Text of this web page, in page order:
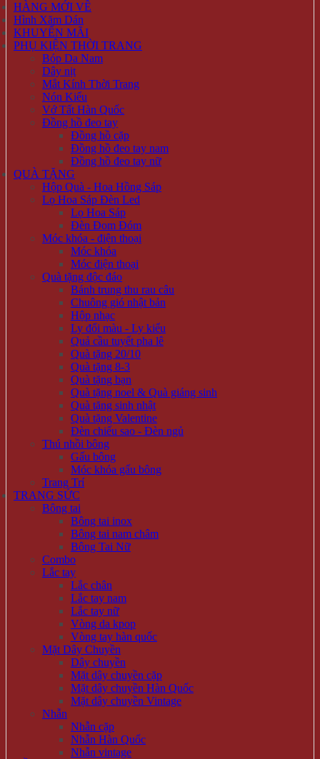
HÀNG MỚI VỀ
Hình Xăm Dán
KHUYẾN MÃI
PHỤ KIỆN THỜI TRANG
Bóp Da Nam
Dây nịt
Mắt Kính Thời Trang
Nón Kiểu
Vớ Tất Hàn Quốc
Đồng hồ đeo tay
Đồng hồ cặp
Đồng hồ đeo tay nam
Đồng hồ đeo tay nữ
QUÀ TẶNG
Hộp Quà - Hoa Hồng Sáp
Lọ Hoa Sáp Đèn Led
Lọ Hoa Sáp
Đèn Đom Đóm
Móc khóa - điện thoại
Móc khóa
Móc điện thoại
Quà tặng độc đáo
Bánh trung thu rau câu
Chuông gió nhật bản
Hộp nhạc
Ly đổi màu - Ly kiểu
Quả cầu tuyết pha lê
Quà tặng 20/10
Quà tặng 8-3
Quà tặng bạn
Quà tặng noel & Quà giáng sinh
Quà tặng sinh nhật
Quà tặng Valentine
Đèn chiếu sao - Đèn ngủ
Thú nhồi bông
Gấu bông
Móc khóa gấu bông
Trang Trí
TRANG SỨC
Bông tai
Bông tai inox
Bông tai nam châm
Bông Tai Nữ
Combo
Lắc tay
Lắc chân
Lắc tay nam
Lắc tay nữ
Vòng da kpop
Vòng tay hàn quốc
Mặt Dây Chuyền
Dây chuyền
Mặt dây chuyền cặp
Mặt dây chuyền Hàn Quốc
Mặt dây chuyền Vintage
Nhẫn
Nhẫn cặp
Nhẫn Hàn Quốc
Nhẫn vintage